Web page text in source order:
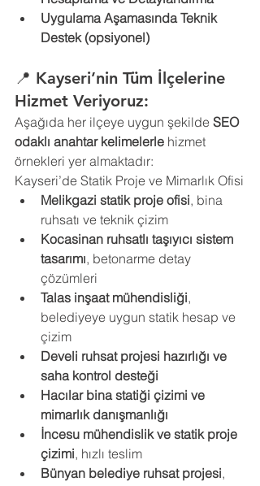
Uygulama Aşamasında Teknik
Destek (opsiyonel)
📍 Kayseri’nin Tüm İlçelerine
Hizmet Veriyoruz:
Aşağıda her ilçeye uygun şekilde SEO
odaklı anahtar kelimelerle hizmet
örnekleri yer almaktadır:
Kayseri’de Statik Proje ve Mimarlık Ofisi
Melikgazi statik proje ofisi, bina
ruhsatı ve teknik çizim
Kocasinan ruhsatlı taşıyıcı sistem
tasarımı, betonarme detay
çözümleri
Talas inşaat mühendisliği,
belediyeye uygun statik hesap ve
çizim
Develi ruhsat projesi hazırlığı ve
saha kontrol desteği
Hacılar bina statiği çizimi ve
mimarlık danışmanlığı
İncesu mühendislik ve statik proje
çizimi, hızlı teslim
Bünyan belediye ruhsat projesi,